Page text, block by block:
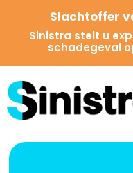
Slachtoffer
Sinistra stelt u
schadegeval